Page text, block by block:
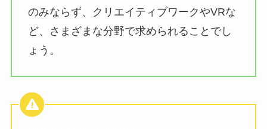
のみならず、クリエイティブワークやVRな
ど、さまざまな分野で求められることでし
ょう。